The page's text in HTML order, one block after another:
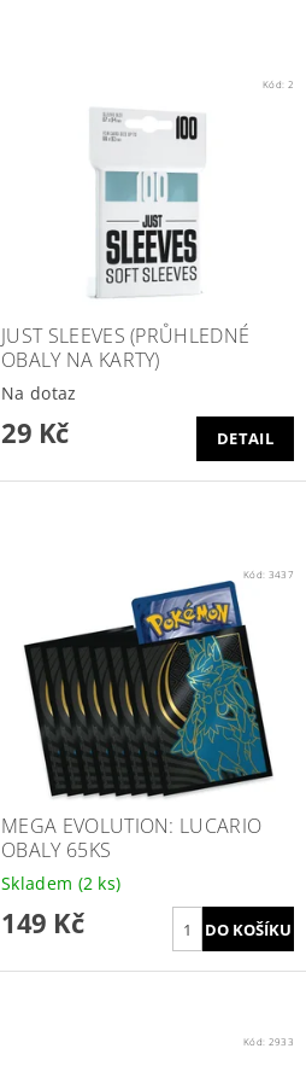
Kód: 2
JUST SLEEVES (PRŮHLEDNÉ
OBALY NA KARTY)
Na dotaz
29 Kč DETAIL
Kód: 3437
MEGA EVOLUTION: LUCARIO
OBALY 65KS
Skladem (2 ks)
149 Kč
Kód: 2933